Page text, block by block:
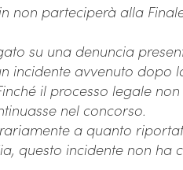
non parteciperà alla
su una denuncia
incidente avvenuto dopo
il processo legale
nel concorso.
a quanto
questo incidente non ha